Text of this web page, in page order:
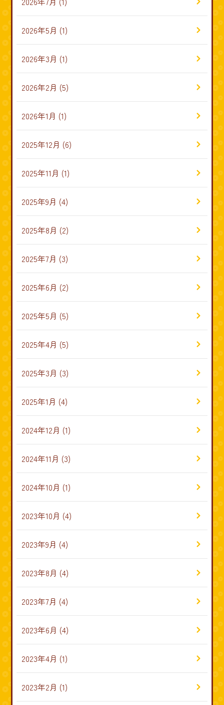
2026年5月 (1)
2026年3月 (1)
2026年2月 (5)
2026年1月 (1)
2025年12月 (6)
2025年11月 (1)
2025年9月 (4)
2025年8月 (2)
2025年7月 (3)
2025年6月 (2)
2025年5月 (5)
2025年4月 (5)
2025年3月 (3)
2025年1月 (4)
2024年12月 (1)
2024年11月 (3)
2024年10月 (1)
2023年10月 (4)
2023年9月 (4)
2023年8月 (4)
2023年7月 (4)
2023年6月 (4)
2023年4月 (1)
2023年2月 (1)